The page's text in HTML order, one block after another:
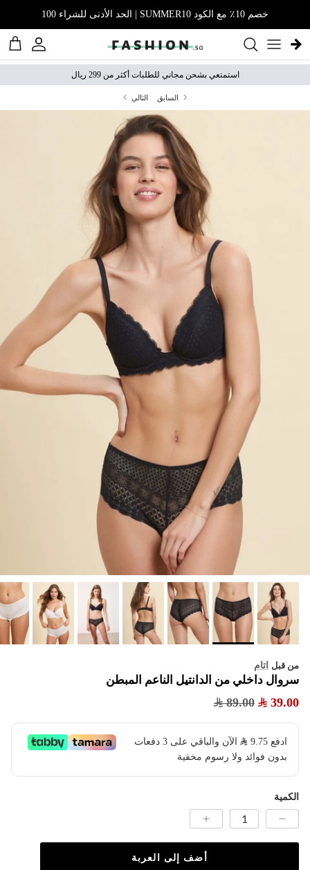
خصم 10٪ مع الكود SUMMER10 | الحد الأدنى للشراء 100
الحساب
استمتعي بشحن مجاني للطلبات أكثر من 299 ريال
السابق التالي
من قبل اتام
سروال داخلي من الدانتيل الناعم المبطن
39.00
89.00
ادفع 9.75
​ الآن والباقي على 3 دفعات
بدون فوائد ولا رسوم مخفية
الكمية
أضف إلى العربة